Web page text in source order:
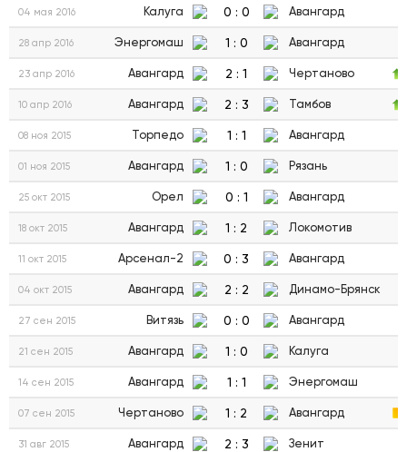
04 мая 2016 Калуга 0 : 0 Авангард
28 апр 2016 Энергомаш 1 : 0 Авангард
23 апр 2016 Авангард 2 : 1 Чертаново
10 апр 2016 Авангард 2 : 3 Тамбов
08 ноя 2015 Торпедо 1 : 1 Авангард
01 ноя 2015 Авангард 1 : 0 Рязань
25 окт 2015 Орел 0 : 1 Авангард
18 окт 2015 Авангард 1 : 2 Локомотив
11 окт 2015 Арсенал-2 0 : 3 Авангард
04 окт 2015 Авангард 2 : 2 Динамо-Брянск
27 сен 2015 Витязь 0 : 0 Авангард
21 сен 2015 Авангард 1 : 0 Калуга
14 сен 2015 Авангард 1 : 1 Энергомаш
07 сен 2015 Чертаново 1 : 2 Авангард
31 авг 2015 Авангард 2 : 3 Зенит